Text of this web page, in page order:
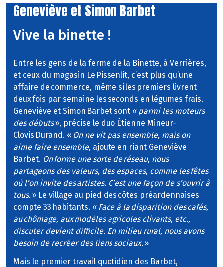
Geneviève et Simon Barbet
Vive la binette !
Entre les gens de la ferme de la Binette, à Verrières,
et ceux du magasin Le Pissenlit, c’est plus qu’une
affaire de commerce, même si les premiers livrent
deux fois par semaine les seconds en légumes frais.
Geneviève et Simon Barbet sont « parmi les moteurs
des débuts», précise le duo Étienne Mineur-
Clovis Durand. « On ne vit pas ensemble, mais on
aime faire ensemble, ajoute en riant Geneviève
Barbet. On forme une sorte de réseau, nous
partageons des valeurs, des espaces, comme les fêtes
où l’on invite des artistes. C’est une façon de s’ouvrir à
tous.» Le village au pied des côtes préardennaises
compte 33 habitants. « Face à la disparition des cafés,
au chômage, aux modèles agricoles clivants, etc.,
discuter devient difficile. En milieu rural, nous avons
besoin de recréer des liens sociaux.»
Mais le premier travail quotidien des Barbet,